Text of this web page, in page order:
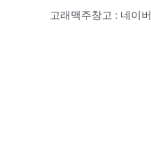
고래맥주창고 : 네이